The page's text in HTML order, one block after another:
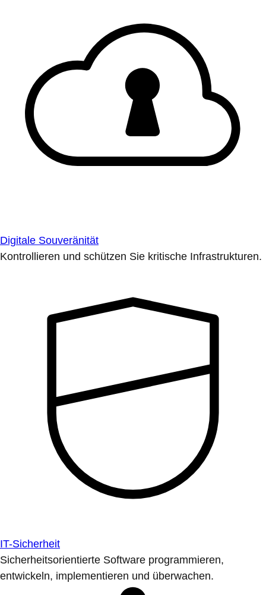
Digitale Souveränität
Kontrollieren und schützen Sie kritische Infrastrukturen.
IT-Sicherheit
Sicherheitsorientierte Software programmieren,
entwickeln, implementieren und überwachen.